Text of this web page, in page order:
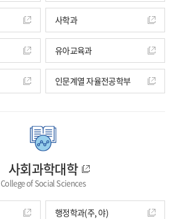
사학과
유아교육과
인문계열 자율전공학부
사회과학대학
College of Social Sciences
행정학과(주, 야)